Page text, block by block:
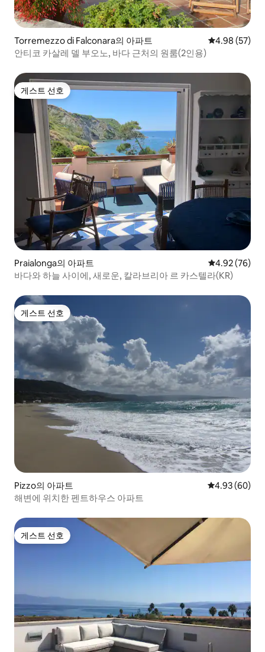
Torremezzo di Falconara의 아파트 평점 4.98점(5
4.98 (57)
안티코 카살레 델 부오노, 바다 근처의 원룸(2인용)
게스트 선호
게스트 선호
Praialonga의 아파트 평점 4.92점(5
4.92 (76)
바다와 하늘 사이에, 새로운, 칼라브리아 르 카스텔라(KR)
게스트 선호
게스트 선호
Pizzo의 아파트 평점 4.93점(5
4.93 (60)
해변에 위치한 펜트하우스 아파트
게스트 선호
게스트 선호